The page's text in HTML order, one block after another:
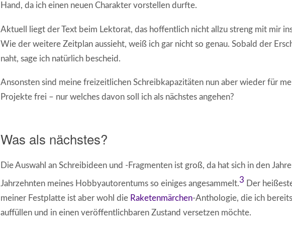
Hand, da ich einen neuen Charakter vorstellen durfte.
Aktuell liegt der Text beim Lektorat, das hoffentlich nicht allzu streng mit mir
Wie der weitere Zeitplan aussieht, weiß ich gar nicht so genau. Sobald der
naht, sage ich natürlich bescheid.
Ansonsten sind meine freizeitlichen Schreibkapazitäten nun aber wieder für
Projekte frei – nur welches davon soll ich als nächstes angehen?
Was als nächstes?
Die Auswahl an Schreibideen und -Fragmenten ist groß, da hat sich in den
Jahrzehnten meines Hobbyautorentums so einiges angesammelt.3 Der
meiner Festplatte ist aber wohl die Raketenmärchen-Anthologie, die ich
auffüllen und in einen veröffentlichbaren Zustand versetzen möchte.